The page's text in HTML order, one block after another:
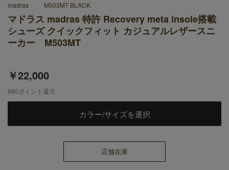
マドラス madras 特許 Recovery meta insole搭載
シューズ クイックフィット カジュアルレザースニ
ーカー M503MT
￥22,000
madras M503MT BLACK
660ポイント還元
カラー/サイズを選択
店舗在庫